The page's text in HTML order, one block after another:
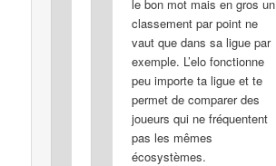
le bon mot mais en gros un
classement par point ne
vaut que dans sa ligue par
exemple. L’elo fonctionne
peu importe ta ligue et te
permet de comparer des
joueurs qui ne fréquentent
pas les mêmes
écosystèmes.